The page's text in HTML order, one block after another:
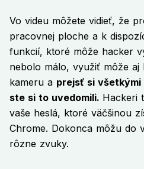
Vo videu môžete vidieť, že
pracovnej ploche a k
funkcií, ktoré môže hacker
nebolo málo, využiť môže aj
kameru a prejsť si všetkými
ste si to uvedomili. Hackeri
vaše heslá, ktoré väčšinou
Chrome. Dokonca môžu do
rôzne zvuky.